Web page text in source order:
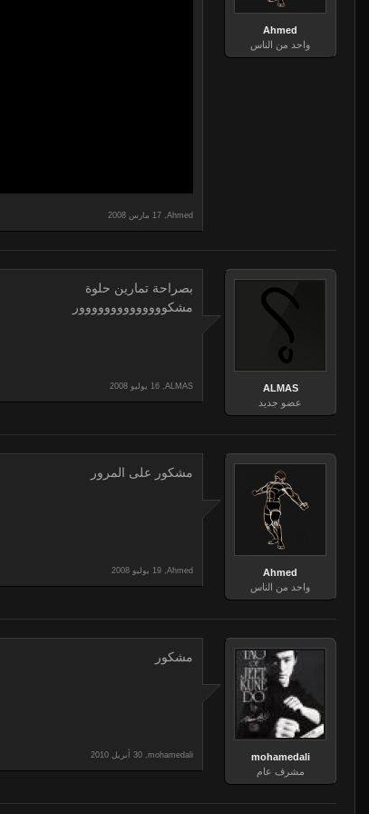
Ahmed
واحد من الناس
Ahmed
,
ALMAS
عضو جديد
بصراحة تمارين حلوة
مشكوووووووووووووور
ALMAS
,
Ahmed
واحد من الناس
مشكور على المرور
Ahmed
,
mohamedali
مشرف عام
مشكور
mohamedali
,